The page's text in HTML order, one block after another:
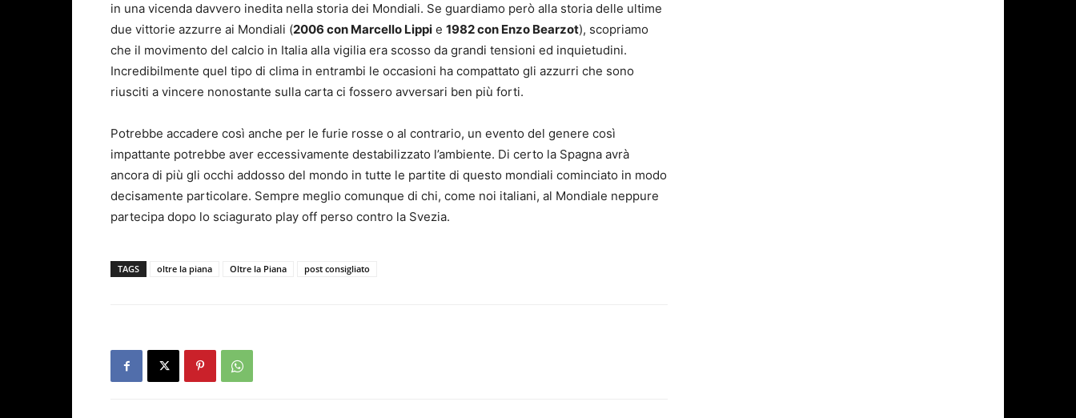
in una vicenda davvero inedita nella storia dei Mondiali. Se guardiamo però alla storia delle ultime
due vittorie azzurre ai Mondiali (2006 con Marcello Lippi e 1982 con Enzo Bearzot), scopriamo
che il movimento del calcio in Italia alla vigilia era scosso da grandi tensioni ed inquietudini.
Incredibilmente quel tipo di clima in entrambi le occasioni ha compattato gli azzurri che sono
riusciti a vincere nonostante sulla carta ci fossero avversari ben più forti.
Potrebbe accadere così anche per le furie rosse o al contrario, un evento del genere così
impattante potrebbe aver eccessivamente destabilizzato l’ambiente. Di certo la Spagna avrà
ancora di più gli occhi addosso del mondo in tutte le partite di questo mondiali cominciato in modo
decisamente particolare. Sempre meglio comunque di chi, come noi italiani, al Mondiale neppure
partecipa dopo lo sciagurato play off perso contro la Svezia.
TAGS oltre la piana Oltre la Piana post consigliato